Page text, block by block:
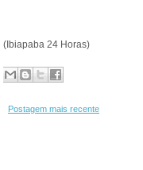
(Ibiapaba 24 Horas)
Postagem mais recente